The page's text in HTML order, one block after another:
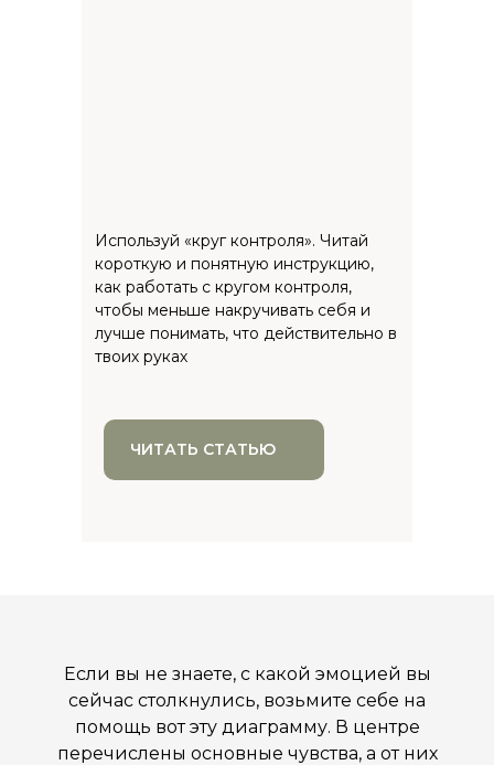
Используй «круг контроля». Читай
короткую и понятную инструкцию,
как работать с кругом контроля,
чтобы меньше накручивать себя и
лучше понимать, что действительно в
твоих руках
ЧИТАТЬ СТАТЬЮ
Если вы не знаете, с какой эмоцией вы
сейчас столкнулись, возьмите себе на
помощь вот эту диаграмму. В центре
перечислены основные чувства, а от них